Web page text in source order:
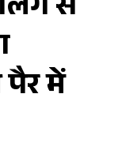
में